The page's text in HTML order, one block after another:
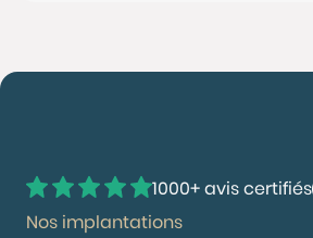
1000+ avis certifiés
Nos implantations